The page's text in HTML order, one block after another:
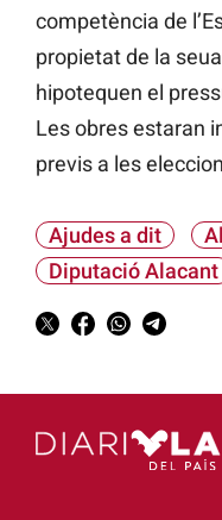
competència de
propietat de la
hipotequen el
Les obres estaran
previs a les
Ajudes a dit
Diputació Alacant